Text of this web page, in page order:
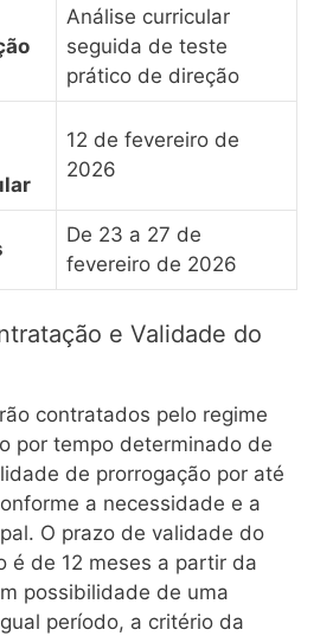
Análise curricular
seguida de teste
prático de direção
12 de fevereiro de
2026
De 23 a 27 de
fevereiro de 2026
e Validade do
contratados pelo regime
por tempo determinado de
de prorrogação por até
a necessidade e a
O prazo de validade do
é de 12 meses a partir da
possibilidade de uma
período, a critério da